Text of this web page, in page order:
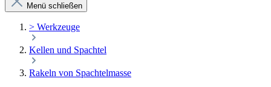
Menü schließen
> Werkzeuge
Kellen und Spachtel
Rakeln von Spachtelmasse